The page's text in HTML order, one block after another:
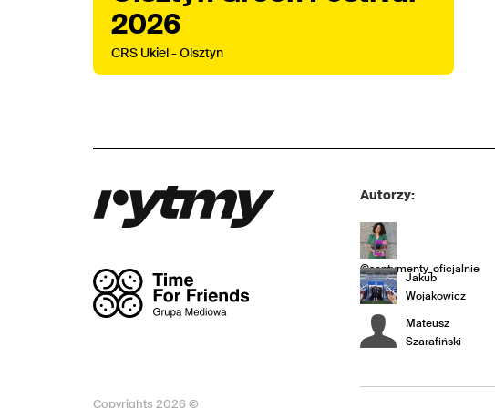
2026
CRS Ukiel - Olsztyn
Autorzy:
@sentymenty_oficjalnie
Jakub
Wojakowicz
Mateusz
Szarafiński
Copyrights 2026 ©